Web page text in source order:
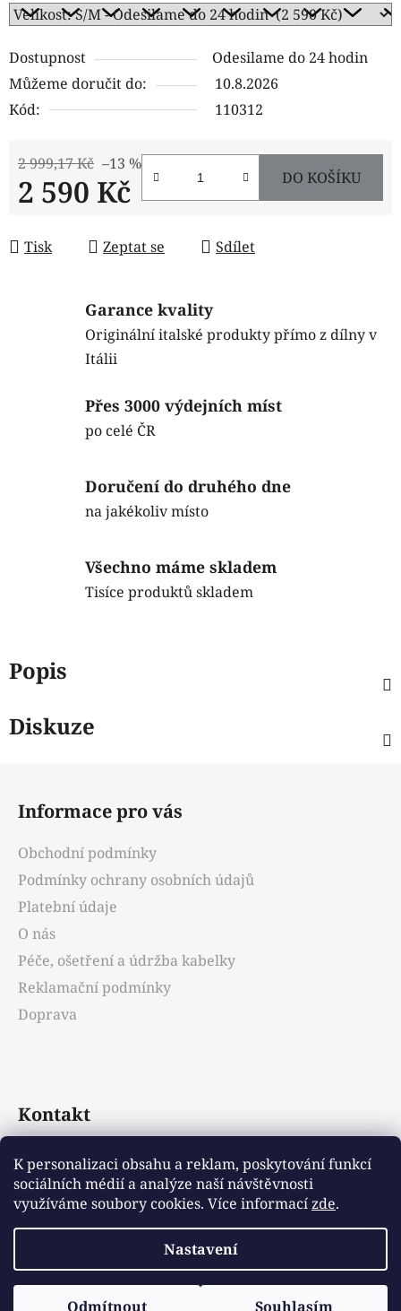
K personalizaci obsahu a reklam, poskytování funkcí
sociálních médií a analýze naší návštěvnosti
využíváme soubory cookies. Více informacízde.
Nastavení
Odmítnout Souhlasím
Dostupnost
Odesilame do 24 hodin
Můžeme doručit do:
10.8.2026
Kód:
110312
2 999,17 Kč –13 %
2 590 Kč DO KOŠÍKU
Tisk Zeptat se Sdílet
Garance kvality
Originální italské produkty přímo z dílny v
Itálii
Přes 3000 výdejních míst
po celé ČR
Doručení do druhého dne
na jakékoliv místo
Všechno máme skladem
Tisíce produktů skladem
Popis
Diskuze
Informace pro vás
Obchodní podmínky
Podmínky ochrany osobních údajů
Platební údaje
O nás
Péče, ošetření a údržba kabelky
Reklamační podmínky
Doprava
Kontakt
info@emotys.cz
+421903231812
Vytvořil Shoptet